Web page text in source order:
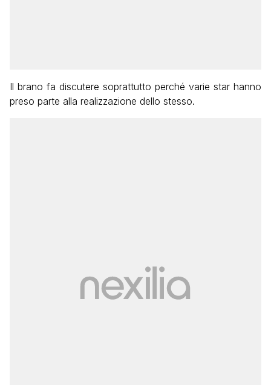
Il brano fa discutere soprattutto perché varie star hanno
preso parte alla realizzazione dello stesso.